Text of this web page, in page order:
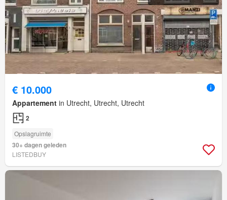
€ 10.000
Appartement in Utrecht, Utrecht, Utrecht
2
Opslagruimte
30+ dagen geleden
LISTEDBUY